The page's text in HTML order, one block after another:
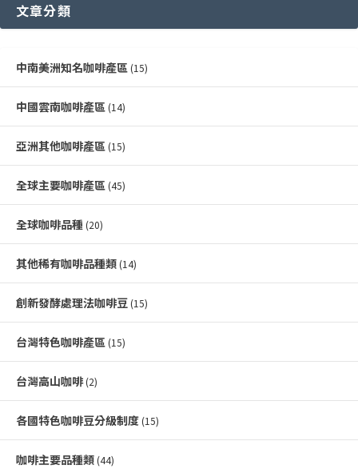
文章分類
中南美洲知名咖啡產區 (15)
中國雲南咖啡產區 (14)
亞洲其他咖啡產區 (15)
全球主要咖啡產區 (45)
全球咖啡品種 (20)
其他稀有咖啡品種類 (14)
創新發酵處理法咖啡豆 (15)
台灣特色咖啡產區 (15)
台灣高山咖啡(2)
各國特色咖啡豆分級制度 (15)
咖啡主要品種類 (44)